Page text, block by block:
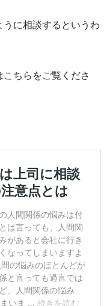
に相談するというわ
こちらをご覧くださ